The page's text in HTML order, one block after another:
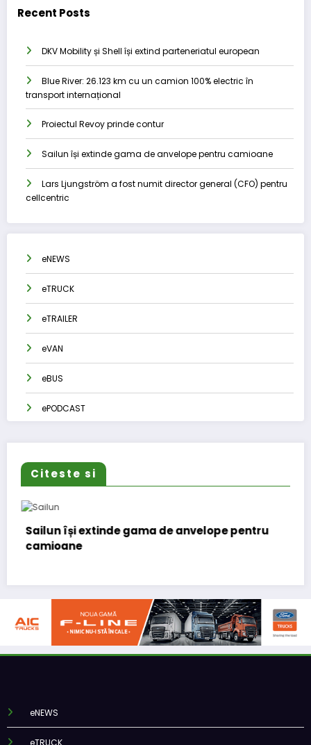
Recent Posts
DKV Mobility și Shell își extind parteneriatul european
Blue River: 26.123 km cu un camion 100% electric în
transport internațional
Proiectul Revoy prinde contur
Sailun își extinde gama de anvelope pentru camioane
Lars Ljungström a fost numit director general (CFO) pentru
cellcentric
eNEWS
eTRUCK
eTRAILER
eVAN
eBUS
ePODCAST
Citeste si
anvelope pentru
Lars Ljungström a fost
eNEWS